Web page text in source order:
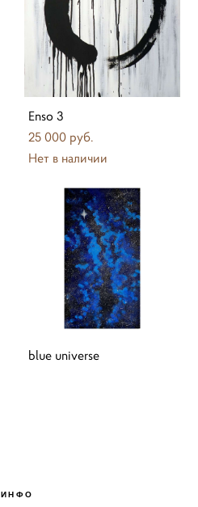
Enso 3
25 000 pуб.
Нет в наличии
blue universe
ИНФО